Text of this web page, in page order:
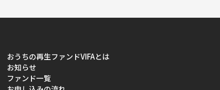
おうちの再生ファンドVIFAとは
お知らせ
ファンド一覧